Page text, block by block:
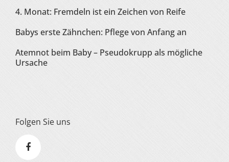
4. Monat: Fremdeln ist ein Zeichen von Reife
Babys erste Zähnchen: Pflege von Anfang an
Atemnot beim Baby – Pseudokrupp als mögliche
Ursache
Folgen Sie uns